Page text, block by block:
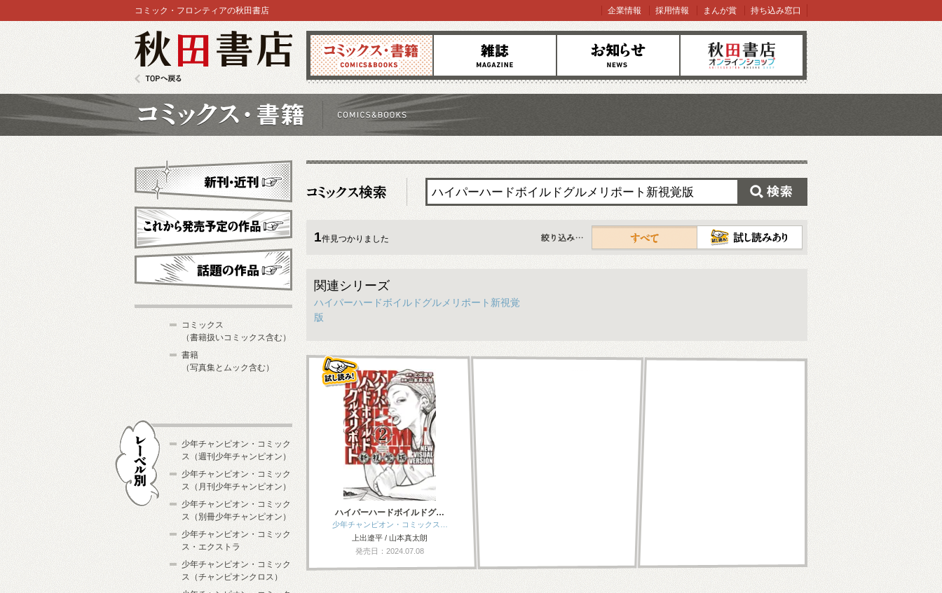
コミックス 雑誌 お知らせ オンラインショップ
コミック・フロンティアの秋田書店 企業情報 採用情報 まんが賞 持ち込み窓口
1件見つかりました
すべて
関連シリーズ
ハイパーハードボイルドグルメリポート新視覚
版
ハイパーハードボイルドグ…
少年チャンピオン・コミックス…
上出遼平 / 山本真太朗
発売日：2024.07.08
新刊・近刊
これから発売予定
コミックス
（書籍扱いコミックス含む）
書籍
（写真集とムック含む）
少年チャンピオン・コミック
ス（週刊少年チャンピオン）
少年チャンピオン・コミック
ス（月刊少年チャンピオン）
少年チャンピオン・コミック
ス（別冊少年チャンピオン）
少年チャンピオン・コミック
ス・エクストラ
少年チャンピオン・コミック
ス（チャンピオンクロス）